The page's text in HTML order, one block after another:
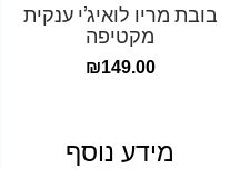
בובת מריו לואיג’י ענקית
מקטיפה
₪149.00
מידע נוסף